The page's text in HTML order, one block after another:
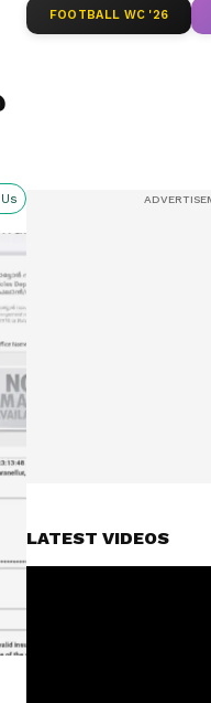
FOOTBALL WC '26
LATEST VIDEOS